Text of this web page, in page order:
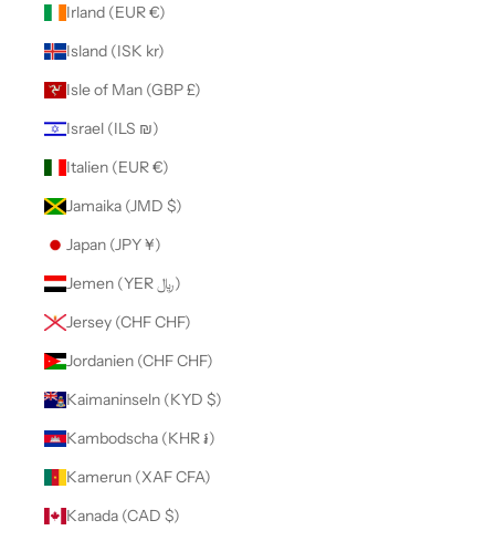
Irland (EUR €)
Island (ISK kr)
Isle of Man (GBP £)
Israel (ILS ₪)
Italien (EUR €)
Jamaika (JMD $)
Japan (JPY ¥)
Jemen (YER ﷼)
Jersey (CHF CHF)
Jordanien (CHF CHF)
Kaimaninseln (KYD $)
Kambodscha (KHR ៛)
Kamerun (XAF CFA)
Kanada (CAD $)